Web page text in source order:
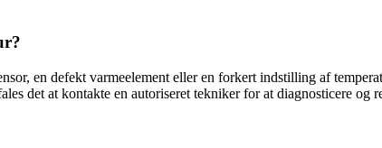
en defekt varmeelement eller en forkert indstilling af
det at kontakte en autoriseret tekniker for at diagnosticere og